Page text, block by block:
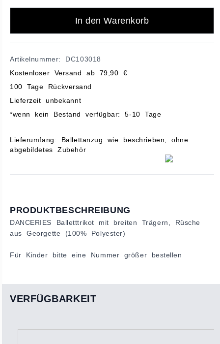
In den Warenkorb
Artikelnummer: DC103018
Kostenloser Versand ab 79,90 €
100 Tage Rückversand
Lieferzeit unbekannt
*wenn kein Bestand verfügbar: 5-10 Tage
Lieferumfang: Ballettanzug wie beschrieben, ohne
abgebildetes Zubehör
PRODUKTBESCHREIBUNG
DANCERIES Balletttrikot mit breiten Trägern, Rüsche
aus Georgette (100% Polyester)
Für Kinder bitte eine Nummer größer bestellen
VERFÜGBARKEIT